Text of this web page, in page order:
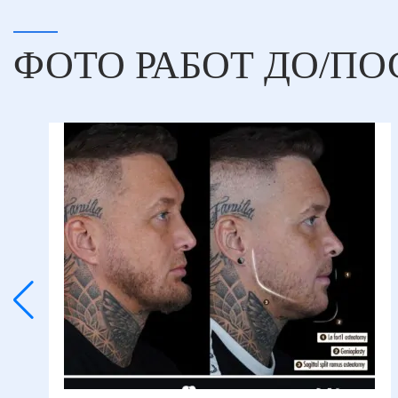
ФОТО РАБОТ ДО/